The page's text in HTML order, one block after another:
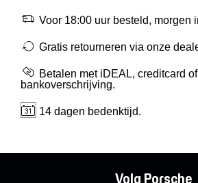
Porsche informatie
Voor 18:00 uur besteld, morgen
Gratis retourneren via onze
Betalen met iDEAL, creditcard of
bankoverschrijving.
14 dagen bedenktijd.
Volg Porsche